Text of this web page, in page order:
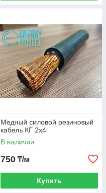
Медный силовой резиновый
кабель КГ 2х4
В наличии
750 ₸/м
Купить